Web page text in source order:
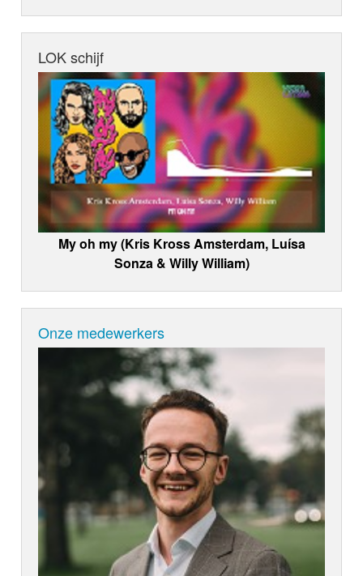
LOK schijf
My oh my (Kris Kross Amsterdam, Luísa
Sonza & Willy William)
Onze medewerkers